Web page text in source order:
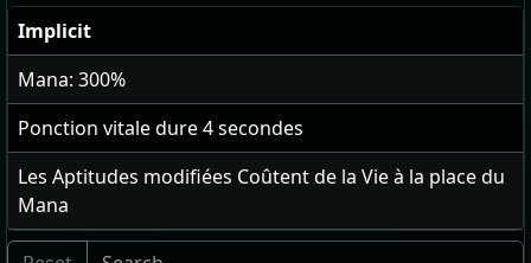
Implicit
Mana: 300%
Ponction vitale dure4secondes
Les Aptitudes modifiées Coûtent de la Vie à la place du
Mana